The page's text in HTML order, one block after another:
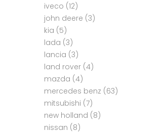
iveco (12)
john deere (3)
kia (5)
lada (3)
lancia (3)
land rover (4)
mazda (4)
mercedes benz (63)
mitsubishi (7)
new holland (8)
nissan (8)